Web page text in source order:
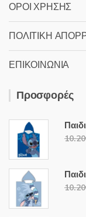
ΟΡΟΙ ΧΡΗΣΗΣ
ΠΟΛΙΤΙΚΗ
ΕΠΙΚΟΙΝΩΝΙΑ
Προσφορές
10.20
10.20